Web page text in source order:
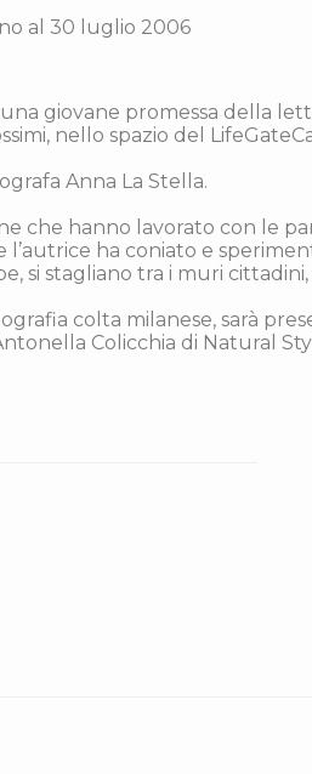
al 30 luglio 2006
giovane promessa della
nello spazio del
Anna La Stella.
che hanno lavorato con le
l’autrice ha coniato e
si stagliano tra i muri
colta milanese, sarà
Colicchia di Natural